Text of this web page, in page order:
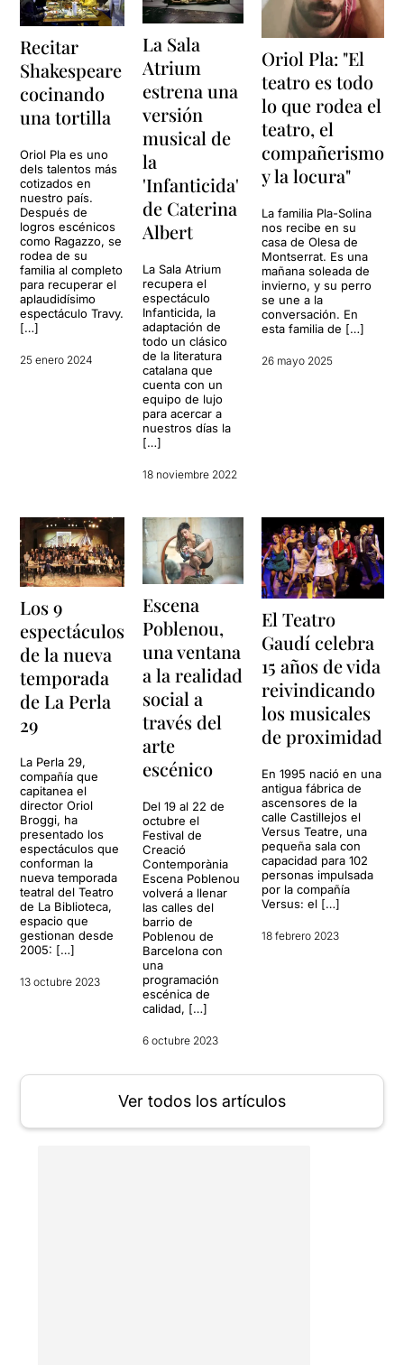
Recitar
Shakespeare
cocinando
una tortilla
Oriol Pla es uno
dels talentos más
cotizados en
nuestro país.
Después de
logros escénicos
como Ragazzo, se
rodea de su
familia al completo
para recuperar el
aplaudidísimo
espectáculo Travy.
[…]
25 enero 2024
La Sala
Atrium
estrena una
versión
musical de
la
'Infanticida'
de Caterina
Albert
La Sala Atrium
recupera el
espectáculo
Infanticida, la
adaptación de
todo un clásico
de la literatura
catalana que
cuenta con un
equipo de lujo
para acercar a
nuestros días la
[…]
18 noviembre 2022
Oriol Pla: "El
teatro es todo
lo que rodea el
teatro, el
compañerismo
y la locura"
La familia Pla-Solina
nos recibe en su
casa de Olesa de
Montserrat. Es una
mañana soleada de
invierno, y su perro
se une a la
conversación. En
esta familia de […]
26 mayo 2025
Los 9
espectáculos
de la nueva
temporada
de La Perla
29
La Perla 29,
compañía que
capitanea el
director Oriol
Broggi, ha
presentado los
espectáculos que
conforman la
nueva temporada
teatral del Teatro
de La Biblioteca,
espacio que
gestionan desde
2005: […]
13 octubre 2023
Escena
Poblenou,
una ventana
a la realidad
social a
través del
arte
escénico
Del 19 al 22 de
octubre el
Festival de
Creació
Contemporània
Escena Poblenou
volverá a llenar
las calles del
barrio de
Poblenou de
Barcelona con
una
programación
escénica de
calidad, […]
6 octubre 2023
El Teatro
Gaudí celebra
15 años de vida
reivindicando
los musicales
de proximidad
En 1995 nació en una
antigua fábrica de
ascensores de la
calle Castillejos el
Versus Teatre, una
pequeña sala con
capacidad para 102
personas impulsada
por la compañía
Versus: el […]
18 febrero 2023
Ver todos los artículos